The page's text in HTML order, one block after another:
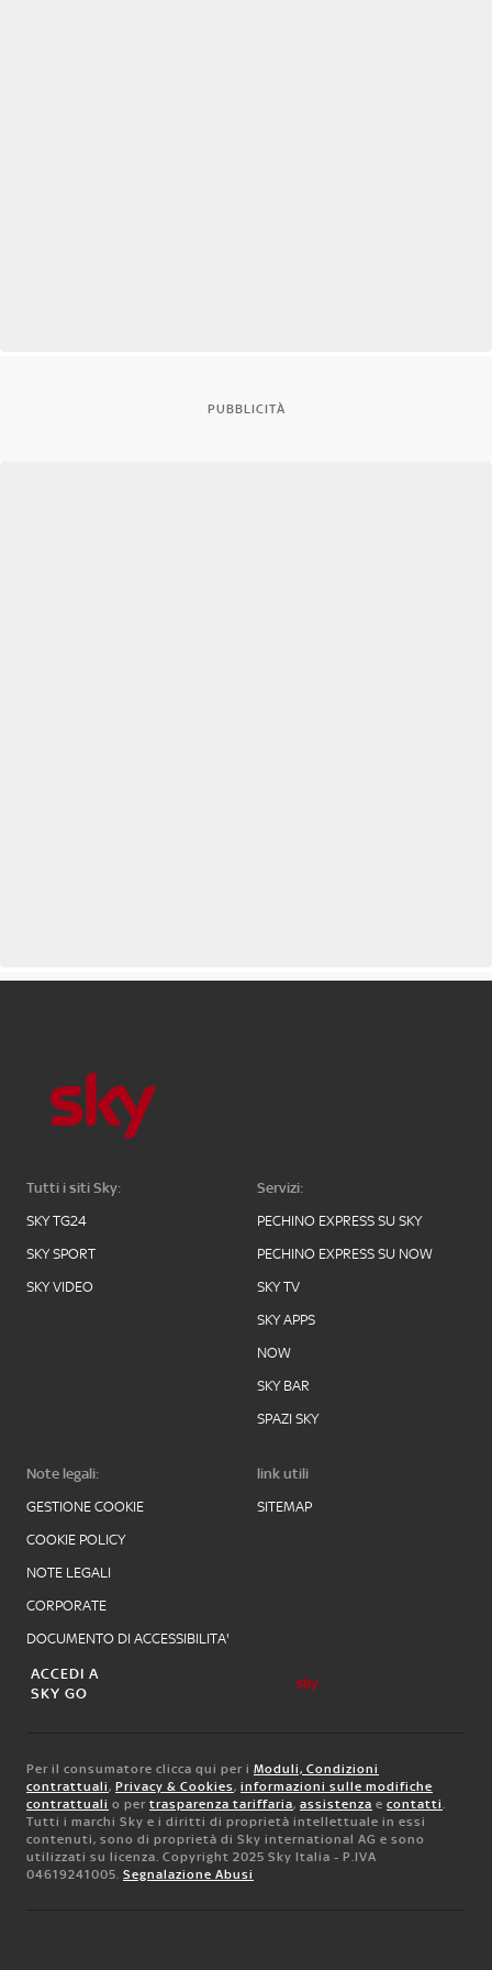
PUBBLICITÀ
Tutti i siti Sky:
SKY TG24
SKY SPORT
SKY VIDEO
Servizi:
PECHINO EXPRESS SU SKY
PECHINO EXPRESS SU NOW
SKY TV
SKY APPS
NOW
SKY BAR
SPAZI SKY
Note legali:
GESTIONE COOKIE
COOKIE POLICY
NOTE LEGALI
CORPORATE
DOCUMENTO DI ACCESSIBILITA'
link utili
SITEMAP
ACCEDI A
SKY GO
Per il consumatore clicca qui per i Moduli, Condizioni
contrattuali, Privacy & Cookies, informazioni sulle modifiche
contrattuali o per trasparenza tariffaria, assistenza e contatti.
Tutti i marchi Sky e i diritti di proprietà intellettuale in essi
contenuti, sono di proprietà di Sky international AG e sono
utilizzati su licenza. Copyright 2025 Sky Italia - P.IVA
04619241005. Segnalazione Abusi